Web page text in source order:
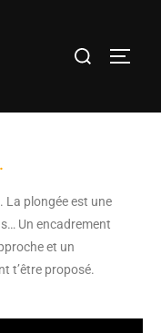
La plongée est une
Un encadrement
et un
t’être proposé.